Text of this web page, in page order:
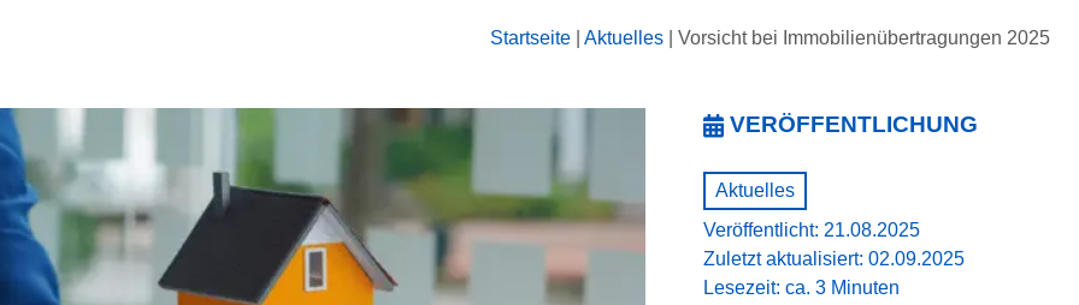
Startseite Aktuelles Vorsicht bei Immobilienübertragungen 2025
VERÖFFENTLICHUNG
Aktuelles
Veröffentlicht: 21.08.2025
Zuletzt aktualisiert: 02.09.2025
Lesezeit: ca. 3 Minuten